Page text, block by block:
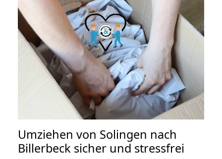
Umziehen von Solingen nach
Billerbeck sicher und stressfrei